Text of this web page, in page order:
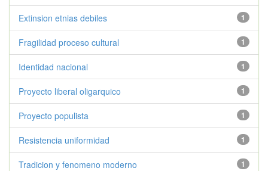
1
Extinsion etnias debiles
1
Fragilidad proceso cultural
1
Identidad nacional
1
Proyecto liberal oligarquico
1
Proyecto populista
1
Resistencia uniformidad
1
Tradicion y fenomeno moderno